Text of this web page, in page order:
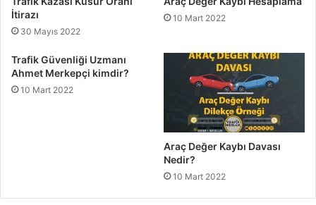
İtirazı
30 Mayıs 2022
10 Mart 2022
Trafik Güvenliği Uzmanı
Ahmet Merkepçi kimdir?
10 Mart 2022
Araç Değer Kaybı Davası
Nedir?
10 Mart 2022